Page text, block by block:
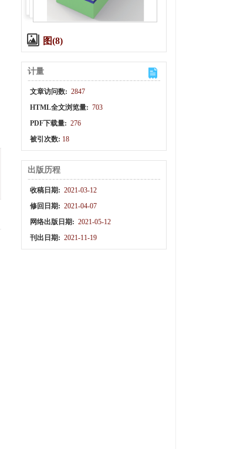
图(8)
计量
文章访问数: 2847
HTML全文浏览量: 703
PDF下载量: 276
被引次数: 18
出版历程
收稿日期: 2021-03-12
修回日期: 2021-04-07
网络出版日期: 2021-05-12
刊出日期: 2021-11-19